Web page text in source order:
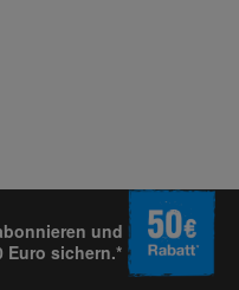
und
Euro sichern.*